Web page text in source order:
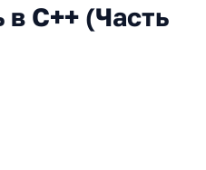
в C++ (Часть